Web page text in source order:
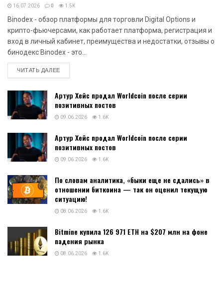
16.07.2026 0 1.5K
Binodex - обзор платформы для торговли Digital Options и
крипто-фьючерсами, как работает платформа, регистрация и
вход в личный кабинет, преимущества и недостатки, отзывы о
бинодекс Binodex - это...
ЧИТАТЬ ДАЛЕЕDETAILS
Артур Хейс продал Worldcoin после серии
позитивных постов
09.06.2026 1.6K
Артур Хейс продал Worldcoin после серии
позитивных постов
09.06.2026 1.6K
По словам аналитика, «быки еще не сдались» в
отношении биткоина — так он оценил текущую
ситуацию!
08.06.2026 1.6K
Bitmine купила 126 971 ETH на $207 млн на фоне
падения рынка
08.06.2026 1.6K